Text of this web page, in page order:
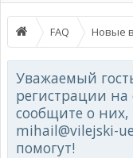
FAQ Новые
Уважаемый
регистрации
сообщите о них,
mihail@vilejski-
помогут!